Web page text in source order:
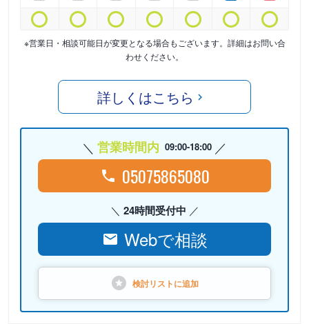
※営業日・相談可能日が変更となる場合もございます。詳細はお問い合
わせください。
詳しくはこちら
営業時間内 09:00-18:00
05075865080
24時間受付中
Webで相談
検討リストに追加